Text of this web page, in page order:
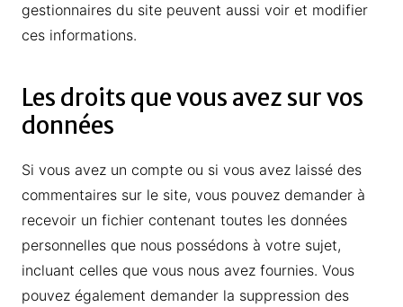
gestionnaires du site peuvent aussi voir et modifier
ces informations.
Les droits que vous avez sur vos
données
Si vous avez un compte ou si vous avez laissé des
commentaires sur le site, vous pouvez demander à
recevoir un fichier contenant toutes les données
personnelles que nous possédons à votre sujet,
incluant celles que vous nous avez fournies. Vous
pouvez également demander la suppression des